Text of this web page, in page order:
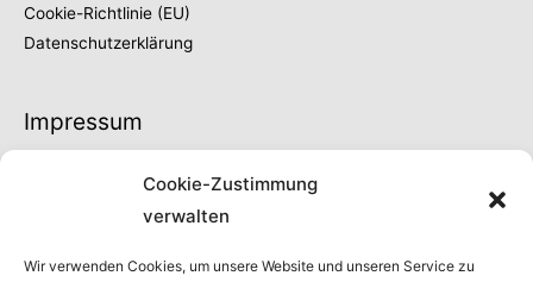
Cookie-Zustimmung
verwalten
Wir verwenden Cookies, um unsere Website und unseren Service zu
Cookie-Richtlinie (EU)
Datenschutzerklärung
Impressum
Fon 0202 | 730902